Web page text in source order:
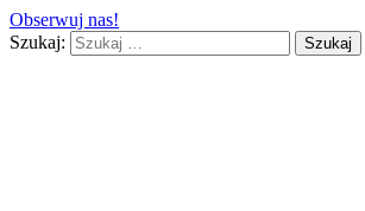
Obserwuj nas!
Szukaj: